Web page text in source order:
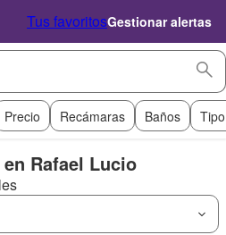
Tus favoritosGestionar alertas
Precio Recámaras Baños
Rafael Lucio